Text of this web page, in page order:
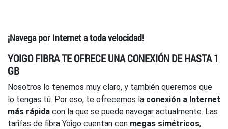
¡Navega por Internet a toda velocidad!
YOIGO FIBRA TE OFRECE UNA CONEXIÓN DE HASTA 1
GB
Nosotros lo tenemos muy claro, y también queremos que
lo tengas tú. Por eso, te ofrecemos la conexión a Internet
más rápida con la que se puede navegar actualmente. Las
tarifas de fibra Yoigo cuentan con megas simétricos,